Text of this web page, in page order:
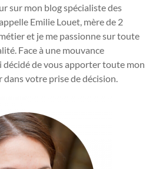
sur mon blog spécialiste des
Emilie Louet, mère de 2
et je me passionne sur toute
Face à une mouvance
décidé de vous apporter toute mon
votre prise de décision.